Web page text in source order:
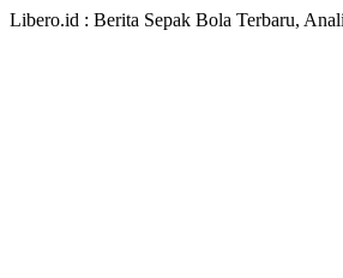
Libero.id : Berita Sepak Bola Terbaru,